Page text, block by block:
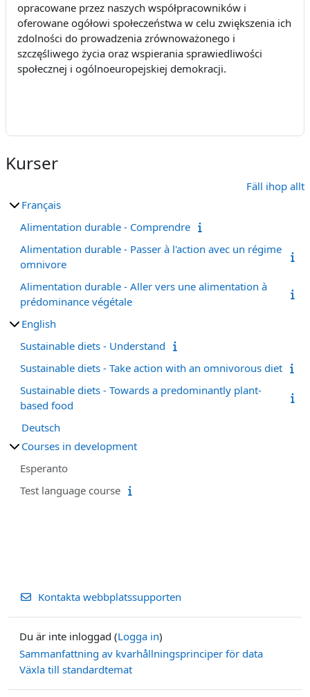
opracowane przez naszych współpracowników i
oferowane ogółowi społeczeństwa w celu zwiększenia ich
zdolności do prowadzenia zrównoważonego i
szczęśliwego życia oraz wspierania sprawiedliwości
społecznej i ogólnoeuropejskiej demokracji.
Kurser
Fäll ihop allt
Français
Alimentation durable - Comprendre
Alimentation durable - Passer à l'action avec un régime
omnivore
Alimentation durable - Aller vers une alimentation à
prédominance végétale
English
Sustainable diets - Understand
Sustainable diets - Take action with an omnivorous diet
Sustainable diets - Towards a predominantly plant-
based food
Deutsch
Courses in development
Esperanto
Test language course
Kontakta webbplatssupporten
Du är inte inloggad (Logga in)
Sammanfattning av kvarhållningsprinciper för data
Växla till standardtemat